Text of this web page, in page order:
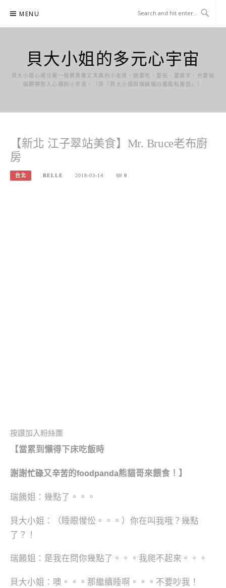
content
MENU
貝大小姐的多元心宇宙
貝大小姐心裡住著一個既勇敢又天真的小女孩，她愛吃、愛玩、愛寫字，也愛偷
偷觀察別人心裡的小宇宙。（原『貝大小姐與瑞餚姐の囂脂私蜜話』）
【新北 江子翠站美食】Mr. Bruce老布廚
房
台北 BELLE 2018-03-14 0
按讚加入粉絲團
【當累到懶得下床吃飯時
謝謝忙碌又辛苦的foodpanda熊貓哥來餵食！】
瑞餚姐：幾點了。。。
貝大小姐：（睡眼惺忪。。。）你在叫我哦？幾點
了？！
瑞餚姐：是我在問你幾點了。。。我爬不起來。。。
貝大小姐：噢。。。那繼續睡啊。。。不要吵我！